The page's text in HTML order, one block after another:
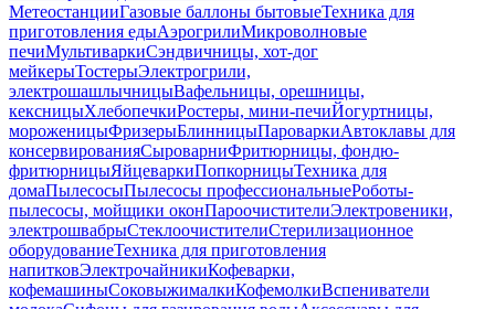
МетеостанцииГазовые баллоны бытовыеТехника для
приготовления едыАэрогрилиМикроволновые
печиМультиваркиСэндвичницы, хот-дог
мейкерыТостерыЭлектрогрили,
электрошашлычницыВафельницы, орешницы,
кексницыХлебопечкиРостеры, мини-печиЙогуртницы,
мороженицыФризерыБлинницыПароваркиАвтоклавы для
консервированияСыроварниФритюрницы, фондю-
фритюрницыЯйцеваркиПопкорницыТехника для
домаПылесосыПылесосы профессиональныеРоботы-
пылесосы, мойщики оконПароочистителиЭлектровеники,
электрошвабрыСтеклоочистителиСтерилизационное
оборудованиеТехника для приготовления
напитковЭлектрочайникиКофеварки,
кофемашиныСоковыжималкиКофемолкиВспениватели